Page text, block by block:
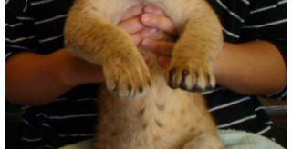
Soulman
VAGY
waka☆=
YUKI☆